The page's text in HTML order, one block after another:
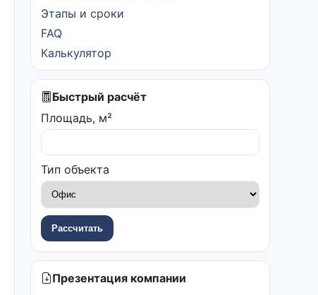
Этапы и сроки
FAQ
Калькулятор
Быстрый расчёт
Площадь, м²
Тип объекта
Рассчитать
Презентация компании